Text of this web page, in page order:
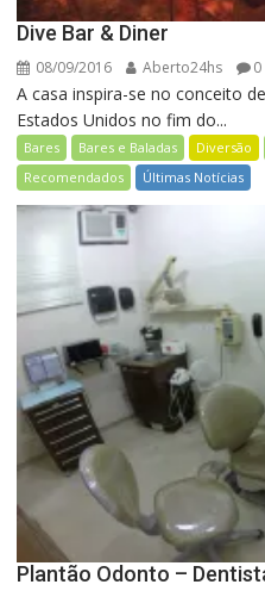
Dive Bar & Diner
08/09/2016 Aberto24hs 0
A casa inspira-se no conceito
Estados Unidos no fim do...
Bares Bares e Baladas Diversão
Recomendados
Últimas Notícias
Plantão Odonto –